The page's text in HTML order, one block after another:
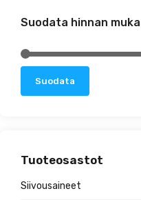
Suodata hinnan
Suodata
Tuoteosastot
Siivousaineet